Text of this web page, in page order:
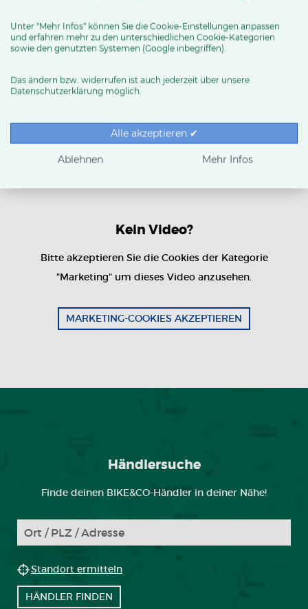
Sind Sie bereit für einen schwungvollen Start? Wählen Sie
das für Sie passende Urban Arrow und nehmen Sie mit,
was Sie wollen: die Kids, den Hund, Einkäufe und Sachen
fürs Büro – oder alles zusammen.Lassen Sie den Stau links
jede Minute Ihres Tages in allen Ecken der Stadt. Abgasfrei
Kein Video?
Bitte akzeptieren Sie die Cookies der Kategorie
"Marketing" um dieses Video anzusehen.
MARKETING-COOKIES AKZEPTIEREN
Händlersuche
Finde deinen BIKE&CO-Händler in deiner Nähe!
Standort ermitteln
HÄNDLER FINDEN
Unter "Mehr Infos" können Sie die Cookie-Einstellungen anpassen
und erfahren mehr zu den unterschiedlichen Cookie-Kategorien
sowie den genutzten Systemen (Google inbegriffen).
Das ändern bzw. widerrufen ist auch jederzeit über unsere
Datenschutzerklärung möglich.
Alle akzeptieren ✔
Ablehnen Mehr Infos